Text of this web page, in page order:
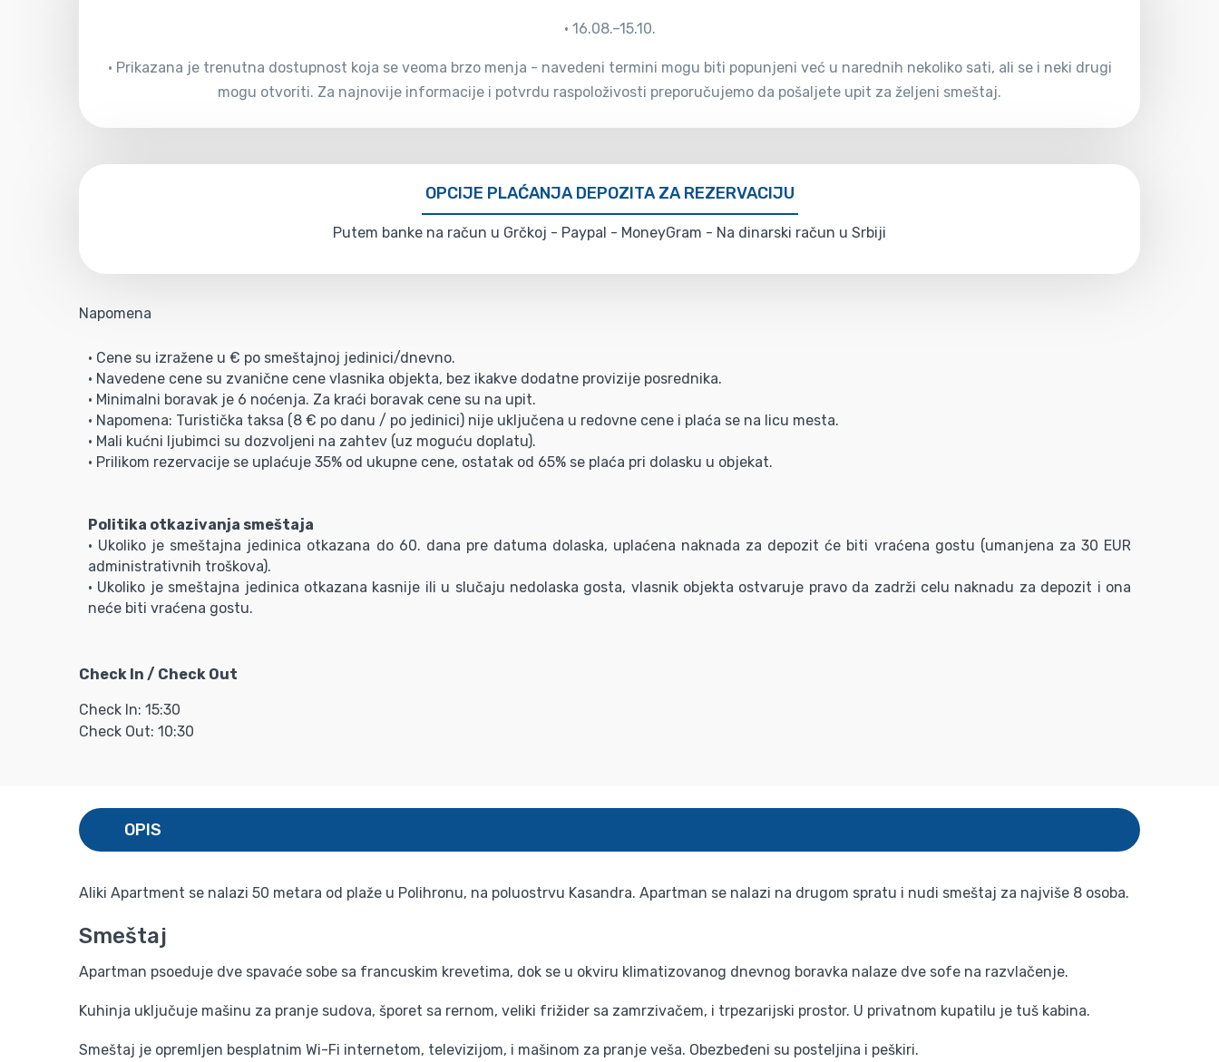
• 16.08.–15.10.
• Prikazana je trenutna dostupnost koja se veoma brzo menja - navedeni termini mogu biti popunjeni već u narednih nekoliko sati, ali se i neki drugi
mogu otvoriti. Za najnovije informacije i potvrdu raspoloživosti preporučujemo da pošaljete upit za željeni smeštaj.
OPCIJE PLAĆANJA DEPOZITA ZA REZERVACIJU
Putem banke na račun u Grčkoj - Paypal - MoneyGram - Na dinarski račun u Srbiji
Napomena
• Cene su izražene u € po smeštajnoj jedinici/dnevno.
• Navedene cene su zvanične cene vlasnika objekta, bez ikakve dodatne provizije posrednika.
• Minimalni boravak je 6 noćenja. Za kraći boravak cene su na upit.
• Napomena: Turistička taksa (8 € po danu / po jedinici) nije uključena u redovne cene i plaća se na licu mesta.
• Mali kućni ljubimci su dozvoljeni na zahtev (uz moguću doplatu).
• Prilikom rezervacije se uplaćuje 35% od ukupne cene, ostatak od 65% se plaća pri dolasku u objekat.
Politika otkazivanja smeštaja
• Ukoliko je smeštajna jedinica otkazana do 60. dana pre datuma dolaska, uplaćena naknada za depozit će biti vraćena gostu (umanjena za 30 EUR
administrativnih troškova).
• Ukoliko je smeštajna jedinica otkazana kasnije ili u slučaju nedolaska gosta, vlasnik objekta ostvaruje pravo da zadrži celu naknadu za depozit i ona
neće biti vraćena gostu.
Check In / Check Out
Check In: 15:30
Check Out: 10:30
OPIS
Aliki Apartment se nalazi 50 metara od plaže u Polihronu, na poluostrvu Kasandra. Apartman se nalazi na drugom spratu i nudi smeštaj za najviše 8 osoba.
Smeštaj
Apartman psoeduje dve spavaće sobe sa francuskim krevetima, dok se u okviru klimatizovanog dnevnog boravka nalaze dve sofe na razvlačenje.
Kuhinja uključuje mašinu za pranje sudova, šporet sa rernom, veliki frižider sa zamrzivačem, i trpezarijski prostor. U privatnom kupatilu je tuš kabina.
Smeštaj je opremljen besplatnim Wi-Fi internetom, televizijom, i mašinom za pranje veša. Obezbeđeni su posteljina i peškiri.